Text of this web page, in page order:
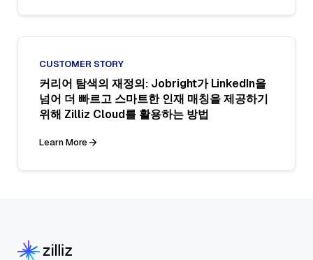
CUSTOMER STORY
커리어 탐색의 재정의: Jobright가 LinkedIn을
넘어 더 빠르고 스마트한 인재 매칭을 제공하기
위해 Zilliz Cloud를 활용하는 방법
Learn More